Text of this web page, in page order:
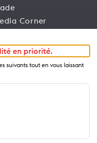
Corner
en priorité.
suivants tout en vous laissant